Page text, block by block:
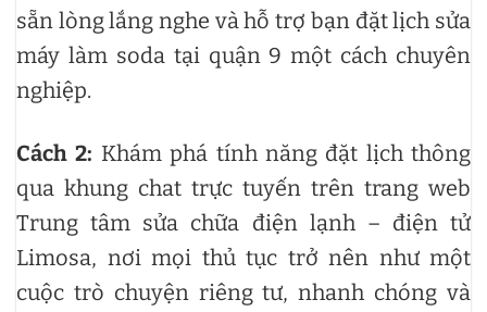
sẵn lòng lắng nghe và hỗ trợ bạn đặt lịch sửa
máy làm soda tại quận 9 một cách chuyên
nghiệp.
Cách 2: Khám phá tính năng đặt lịch thông
qua khung chat trực tuyến trên trang web
Trung tâm sửa chữa điện lạnh – điện tử
Limosa, nơi mọi thủ tục trở nên như một
cuộc trò chuyện riêng tư, nhanh chóng và